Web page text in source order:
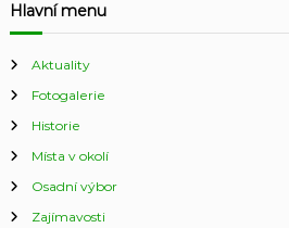
Hlavní menu
Aktuality
Fotogalerie
Historie
Místa v okolí
Osadní výbor
Zajímavosti